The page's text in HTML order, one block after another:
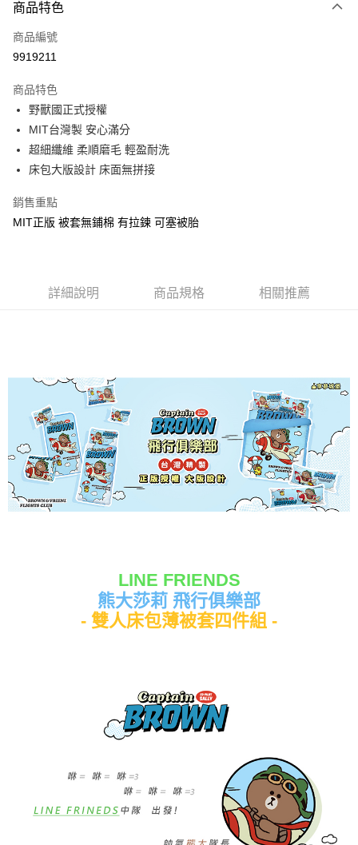
信用卡一次付款
超商取貨付款
Apple Pay
街口支付
悠遊付
Google Pay
ATM付款
全家★依產品說明
每筆NT$80，滿NT$699(含以上)免運費
商品特色
商品編號
9919211
商品特色
野獸國正式授權
MIT台灣製 安心滿分
超細纖維 柔順磨毛 輕盈耐洗
床包大版設計 床面無拼接
銷售重點
MIT正版 被套無鋪棉 有拉鍊 可塞被胎
詳細說明 商品規格 相關推薦
LINE FRIENDS
熊大莎莉 飛行俱樂部
- 雙人床包薄被套四件組 -